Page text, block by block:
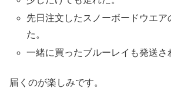
先日注文したスノーボードウエア
た。
一緒に買ったブルーレイも発送さ
届くのが楽しみです。